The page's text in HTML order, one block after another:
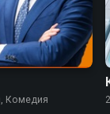
Комедия